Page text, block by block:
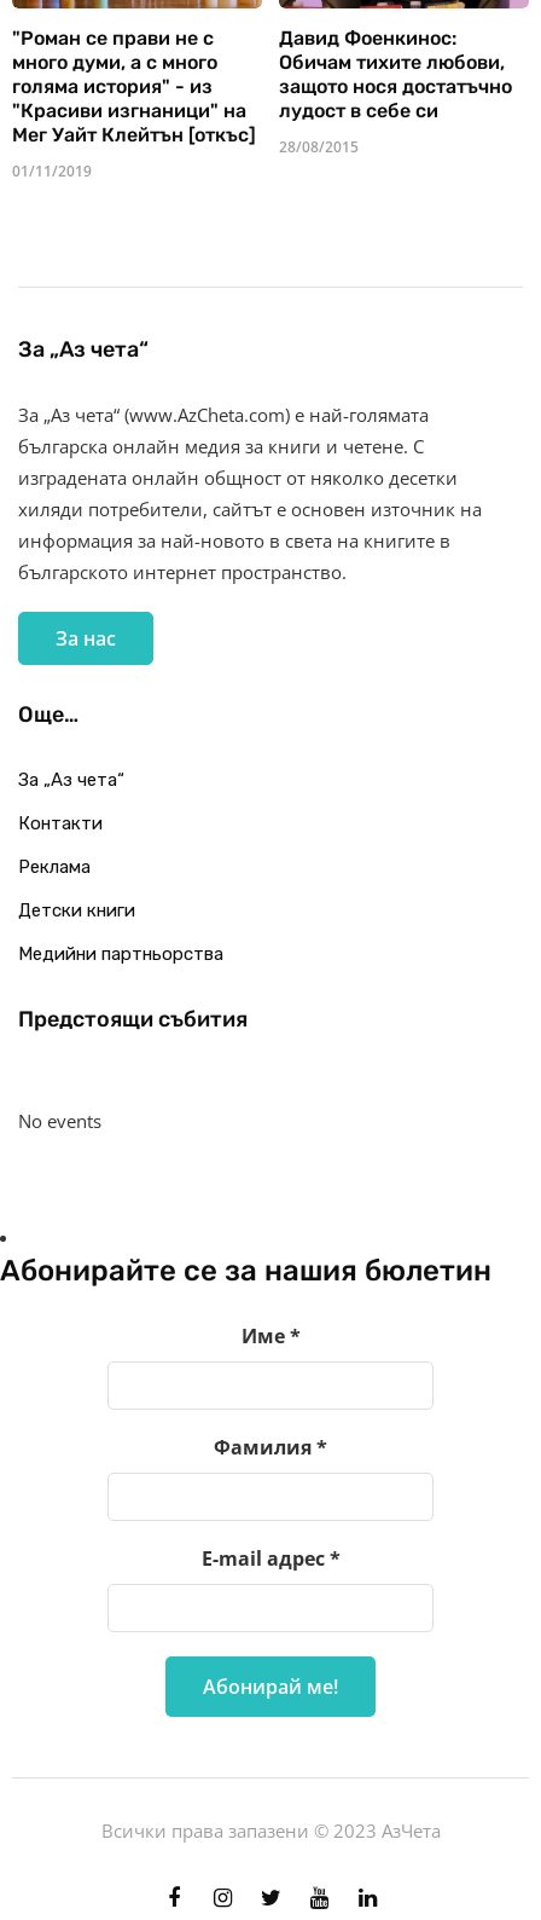
"Роман се прави не с
много думи, а с много
голяма история" - из
"Красиви изгнаници" на
Мег Уайт Клейтън [откъс]
01/11/2019
Давид Фоенкинос:
Обичам тихите любови,
защото нося достатъчно
лудост в себе си
28/08/2015
За „Аз чета“
За „Аз чета“ (www.AzCheta.com) е най-голямата
българска онлайн медия за книги и четене. С
изградената онлайн общност от няколко десетки
хиляди потребители, сайтът е основен източник на
информация за най-новото в света на книгите в
българското интернет пространство.
За нас
Още…
За „Аз чета“
Контакти
Реклама
Детски книги
Медийни партньорства
Предстоящи събития
No events
Абонирайте се за нашия бюлетин
Име*
Фамилия*
E-mail адрес*
Всички права запазени © 2023 АзЧета